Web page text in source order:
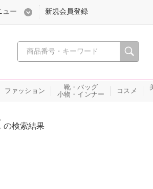
心おどる、瞬間を。通販・テ
ュー 新規会員登録
ファッション
靴・バッグ
小物・インナー
コスメ
の検索結果